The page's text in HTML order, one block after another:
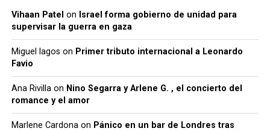
Vihaan Patel on Israel forma gobierno de unidad para
supervisar la guerra en gaza
Miguel lagos on Primer tributo internacional a Leonardo
Favio
Ana Rivillaon Nino Segarra y Arlene G. , el concierto del
romance y el amor
Marlene Cardonaon Pánico en un bar de Londres tras